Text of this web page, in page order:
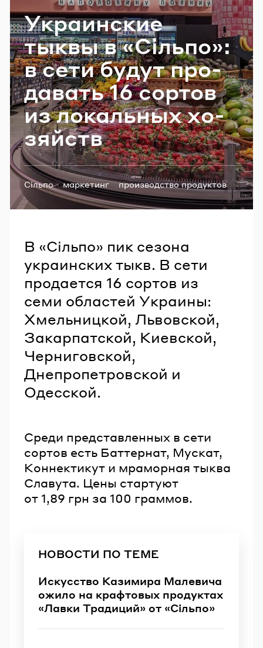
Укра­ин­ские
тыквы в «Сільпо»:
в сети будут про­
да­вать 16 сор­тов
из ло­каль­ных хо­
зяйств
Теги:
Сільпо маркетинг производство продуктов
В «Сільпо» пик сезона
украинских тыкв. В сети
продается 16 сортов из
семи областей Украины:
Хмельницкой, Львовской,
Закарпатской, Киевской,
Черниговской,
Днепропетровской и
Одесской.
Среди представленных в сети
сортов есть Баттернат, Мускат,
Коннектикут и мраморная тыква
Славута. Цены стартуют
от 1,89 грн за 100 граммов.
НОВОСТИ ПО ТЕМЕ
Искусство Казимира Малевича
ожило на крафтовых продуктах
«Лавки Традиций» от «Сільпо»
Email
Пароль
Забыли пароль?
ВОЙТИ